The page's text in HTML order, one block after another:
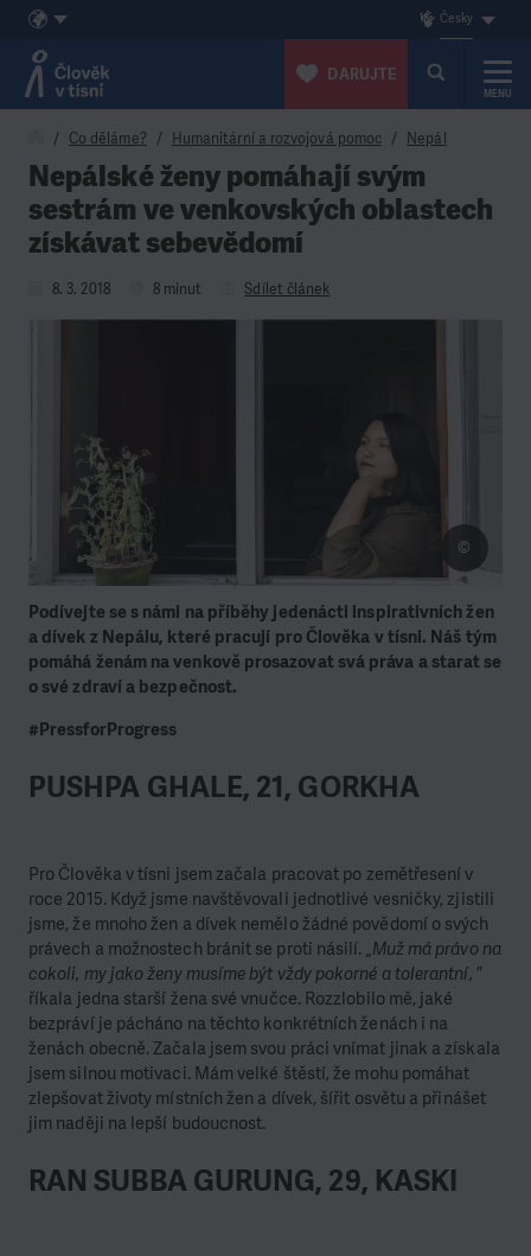
Přeskočit na obsah
Česky
DARUJTE
MENU
Co děláme? Humanitární a rozvojová pomoc Nepál
Nepálské ženy pomáhají svým
sestrám ve venkovských oblastech
získávat sebevědomí
8. 3. 2018 8 minut Sdílet článek
Podívejte se s námi na příběhy jedenácti inspirativních žen
a dívek z Nepálu, které pracují pro Člověka v tísni. Náš tým
pomáhá ženám na venkově prosazovat svá práva a starat se
o své zdraví a bezpečnost.
#PressforProgress
©
PUSHPA GHALE, 21, GORKHA
Pro Člověka v tísni jsem začala pracovat po zemětřesení v
roce 2015. Když jsme navštěvovali jednotlivé vesničky, zjistili
jsme, že mnoho žen a dívek nemělo žádné povědomí o svých
právech a možnostech bránit se proti násilí. „Muž má právo na
cokoli, my jako ženy musíme být vždy pokorné a tolerantní, ”
říkala jedna starší žena své vnučce. Rozzlobilo mě, jaké
bezpráví je pácháno na těchto konkrétních ženách i na
ženách obecně. Začala jsem svou práci vnímat jinak a získala
jsem silnou motivaci. Mám velké štěstí, že mohu pomáhat
zlepšovat životy místních žen a dívek, šířit osvětu a přinášet
jim naději na lepší budoucnost.
RAN SUBBA GURUNG, 29, KASKI